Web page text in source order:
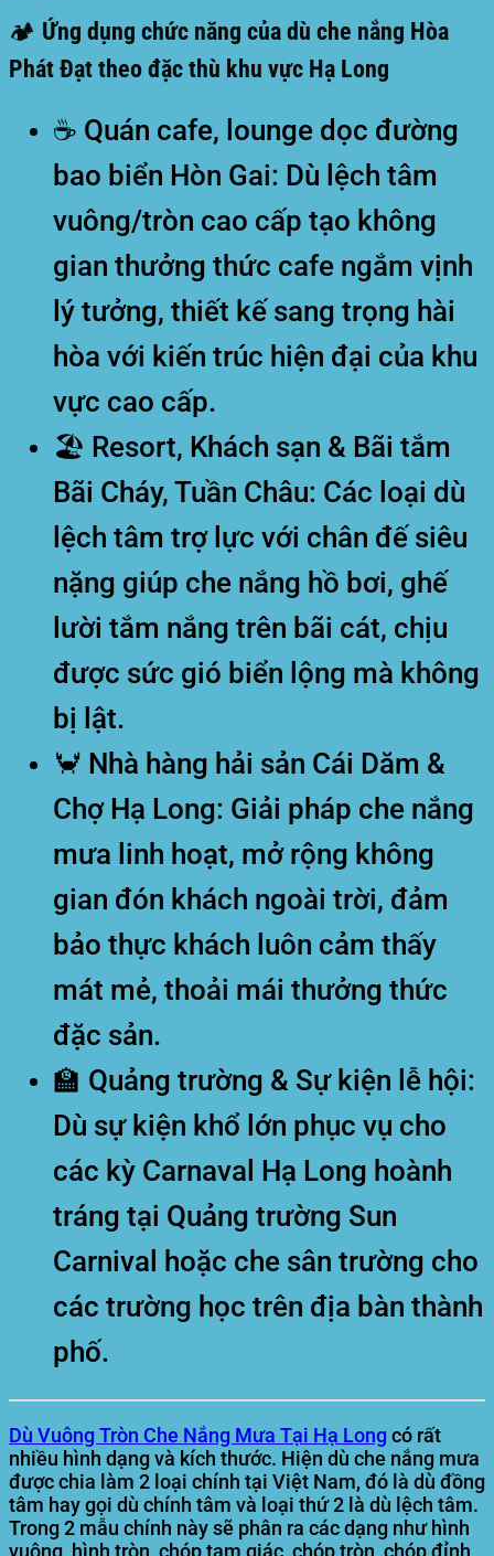
🏕️ Ứng dụng chức năng của dù che nắng Hòa
Phát Đạt theo đặc thù khu vực Hạ Long
☕ Quán cafe, lounge dọc đường
bao biển Hòn Gai: Dù lệch tâm
vuông/tròn cao cấp tạo không
gian thưởng thức cafe ngắm vịnh
lý tưởng, thiết kế sang trọng hài
hòa với kiến trúc hiện đại của khu
vực cao cấp.
🏖️ Resort, Khách sạn & Bãi tắm
Bãi Cháy, Tuần Châu: Các loại dù
lệch tâm trợ lực với chân đế siêu
nặng giúp che nắng hồ bơi, ghế
lười tắm nắng trên bãi cát, chịu
được sức gió biển lộng mà không
bị lật.
🦀 Nhà hàng hải sản Cái Dăm &
Chợ Hạ Long: Giải pháp che nắng
mưa linh hoạt, mở rộng không
gian đón khách ngoài trời, đảm
bảo thực khách luôn cảm thấy
mát mẻ, thoải mái thưởng thức
đặc sản.
🏫 Quảng trường & Sự kiện lễ hội:
Dù sự kiện khổ lớn phục vụ cho
các kỳ Carnaval Hạ Long hoành
tráng tại Quảng trường Sun
Carnival hoặc che sân trường cho
các trường học trên địa bàn thành
phố.
Dù Vuông Tròn Che Nắng Mưa Tại Hạ Long có rất
nhiều hình dạng và kích thước. Hiện dù che nắng mưa
được chia làm 2 loại chính tại Việt Nam, đó là dù đồng
tâm hay gọi dù chính tâm và loại thứ 2 là dù lệch tâm.
Trong 2 mẫu chính này sẽ phân ra các dạng như hình
vuông, hình tròn, chóp tam giác, chóp tròn, chóp đỉnh